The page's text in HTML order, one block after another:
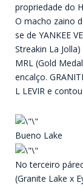
propriedade do
O macho zaino
se de YANKEE
Streakin La Jolla)
MRL (Gold
encalço.
L LEVIR e
Bueno Lake
No terceiro
(Granite Lake x